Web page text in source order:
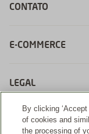
CONTATO
E-COMMERCE
LEGAL
By clicking
of cookies and
the processing of